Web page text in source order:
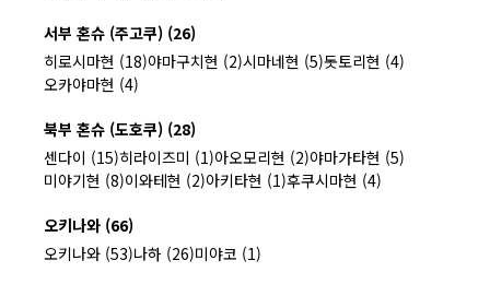
서부 혼슈 (주고쿠) (26)
히로시마현 (18)야마구치현 (2)시마네현 (5)돗토리현 (4)
오카야마현 (4)
북부 혼슈 (도호쿠) (28)
센다이 (15)히라이즈미 (1)아오모리현 (2)야마가타현 (5)
미야기현 (8)이와테현 (2)아키타현 (1)후쿠시마현 (4)
오키나와 (66)
오키나와 (53)나하 (26)미야코 (1)